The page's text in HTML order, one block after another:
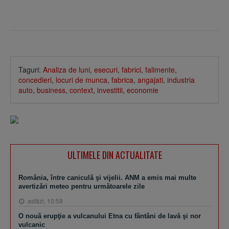
Taguri: Analiza de luni, esecuri, fabrici, falimente,
concedieri, locuri de munca, fabrica, angajati, industria
auto, business, context, investitii, economie
ULTIMELE DIN ACTUALITATE
România, între caniculă şi vijelii. ANM a emis mai multe
avertizări meteo pentru următoarele zile
astăzi, 10:58
O nouă erupţie a vulcanului Etna cu fântâni de lavă şi nor
vulcanic